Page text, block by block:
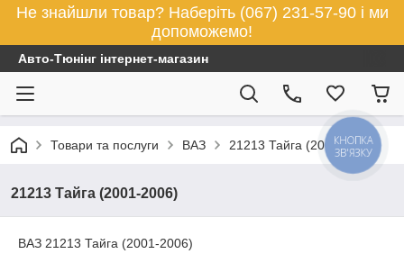
Не знайшли товар? Наберіть (067) 231-57-90 і ми
допоможемо!
Авто-Тюнінг інтернет-магазин
Товари та послуги ВАЗ 21213 Тайга (2001-2006)
21213 Тайга (2001-2006)
ВАЗ 21213 Тайга (2001-2006)
КНОПКА
ЗВ'ЯЗКУ